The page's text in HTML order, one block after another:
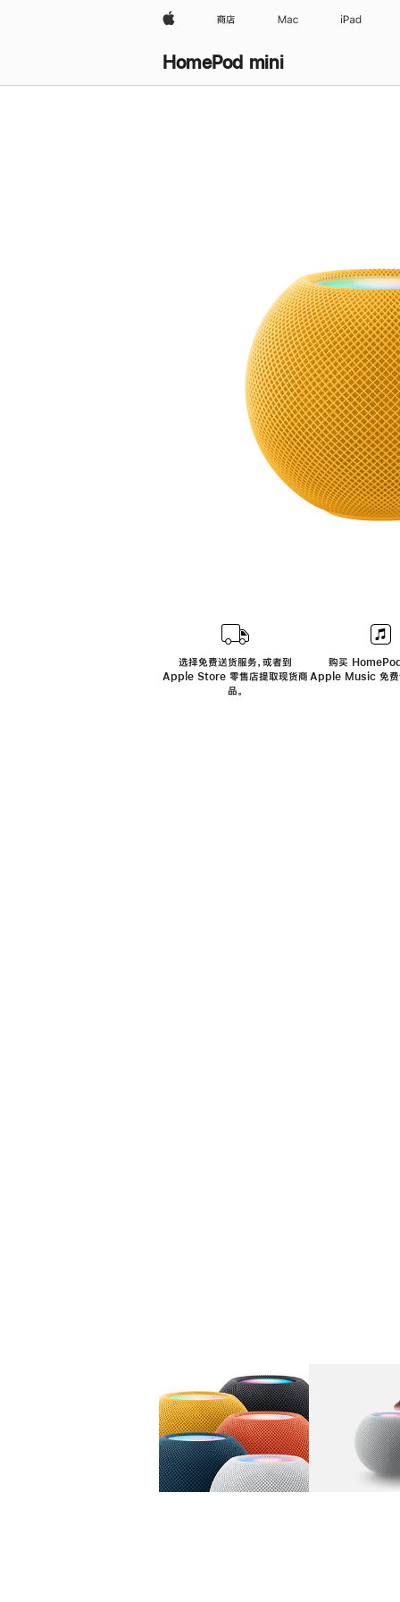
Apple 商店 Mac iPad
HomePod mini
选择免费送货服务，或者到
Apple Store 零售店提取现货商
品。
购买
Apple Music 免费
图库 图像 1